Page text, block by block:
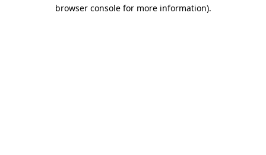
browser console for more information).